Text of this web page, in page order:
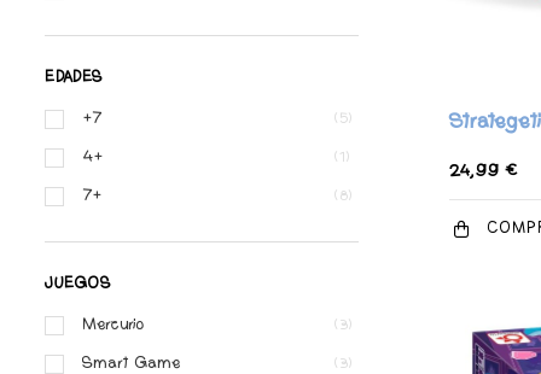
EDADES
+7 (5)
4+ (1)
7+ (8)
JUEGOS
Mercurio (3)
Smart Game (3)
Strategeti
24,99 €